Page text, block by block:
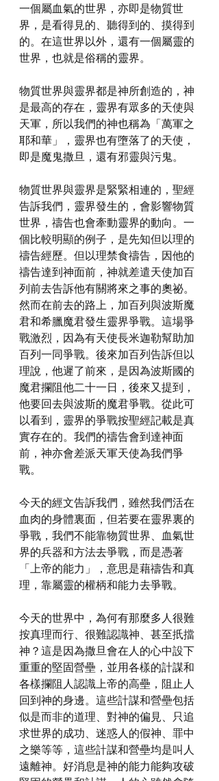
一個屬血氣的世界，亦即是物質世
界，是看得見的、聽得到的、摸得到
的。在這世界以外，還有一個屬靈的
世界，也就是俗稱的靈界。
物質世界與靈界都是神所創造的，神
是最高的存在，靈界有眾多的天使與
天軍，所以我們的神也稱為「萬軍之
耶和華」，靈界也有墮落了的天使，
即是魔鬼撒旦，還有邪靈與污鬼。
物質世界與靈界是緊緊相連的，聖經
告訴我們，靈界發生的，會影響物質
世界，禱告也會牽動靈界的動向。一
個比較明顯的例子，是先知但以理的
禱告經歷。但以理禁食禱告，因他的
禱告達到神面前，神就差遣天使加百
列前去告訴他有關將來之事的奧祕。
然而在前去的路上，加百列與波斯魔
君和希臘魔君發生靈界爭戰。這場爭
戰激烈，因為有天使長米迦勒幫助加
百列一同爭戰。後來加百列告訴但以
理說，他遲了前來，是因為波斯國的
魔君攔阻他二十一日，後來又提到，
他要回去與波斯的魔君爭戰。從此可
以看到，靈界的爭戰按聖經記載是真
實存在的。我們的禱告會到達神面
前，神亦會差派天軍天使為我們爭
戰。
今天的經文告訴我們，雖然我們活在
血肉的身體裏面，但若要在靈界裏的
爭戰，我們不能靠物質世界、血氣世
界的兵器和方法去爭戰，而是憑著
「上帝的能力」，意思是藉禱告和真
理，靠屬靈的權柄和能力去爭戰。
今天的世界中，為何有那麼多人很難
按真理而行、很難認識神、甚至扺擋
神？這是因為撒旦會在人的心中設下
重重的堅固營壘，並用各樣的計謀和
各樣攔阻人認識上帝的高壘，阻止人
回到神的身邊。這些計謀和營壘包括
似是而非的道理、對神的偏見、只追
求世界的成功、迷惑人的假神、罪中
之樂等等，這些計謀和營壘均是叫人
遠離神。好消息是神的能力能夠攻破